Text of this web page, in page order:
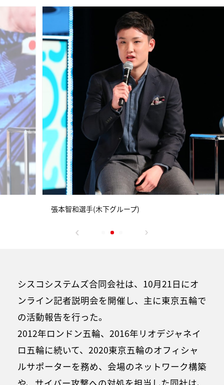
張本智和選手(木下グループ)
シスコシステムズ合同会社は、10月21日にオ
ンライン記者説明会を開催し、主に東京五輪で
の活動報告を行った。
2012年ロンドン五輪、2016年リオデジャネイ
ロ五輪に続いて、2020東京五輪のオフィシャ
ルサポーターを務め、会場のネットワーク構築